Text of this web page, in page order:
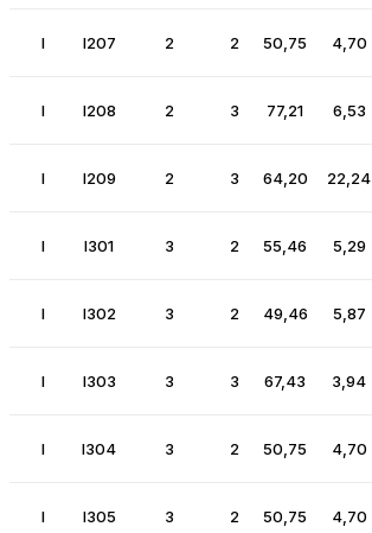
I I207 2 2 50,75 4,70
I I208 2 3 77,21 6,53
I I209 2 3 64,20 22,24
I I301 3 2 55,46 5,29
I I302 3 2 49,46 5,87
I I303 3 3 67,43 3,94
I I304 3 2 50,75 4,70
I I305 3 2 50,75 4,70